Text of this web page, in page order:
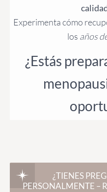
Experimenta cómo
los años
¿Estás
¿TIENES
PERSONALMENTE –